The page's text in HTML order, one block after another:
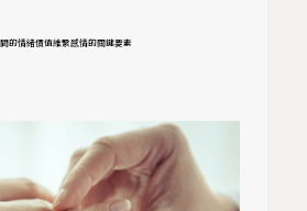
的情緒價值維繫感情的關鍵要素